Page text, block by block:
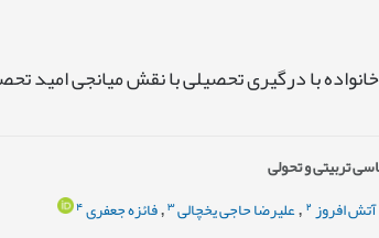
با درگیری تحصیلی با نقش میانجی امید
تربیتی و تحولی
افروز2
,علیرضا حاجی یخچالی3
,فائزه جعفری4